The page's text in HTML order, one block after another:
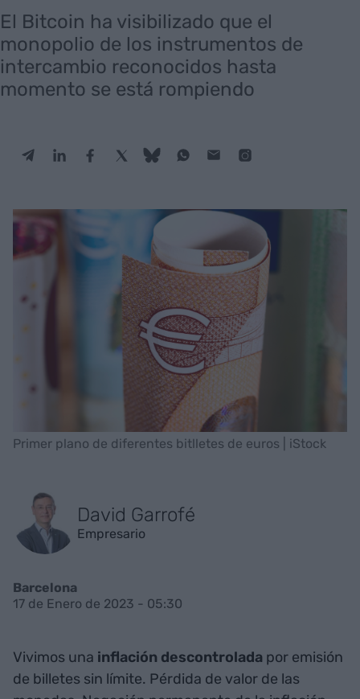
El Bitcoin ha visibilizado que el
monopolio de los instrumentos de
intercambio reconocidos hasta
momento se está rompiendo
Primer plano de diferentes bitlletes de euros | iStock
David Garrofé
Empresario
Barcelona
17 de Enero de 2023 - 05:30
Vivimos una inflación descontrolada por emisión
de billetes sin límite. Pérdida de valor de las